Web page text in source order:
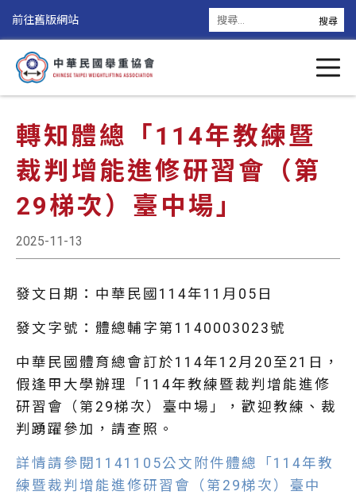
前往舊版網站
轉知體總「114年教練暨
裁判增能進修研習會（第
29梯次）臺中場」
2025-11-13
發文日期：中華民國114年11月05日
發文字號：體總輔字第1140003023號
中華民國體育總會訂於114年12月20至21日，
假逢甲大學辦理「114年教練暨裁判增能進修
研習會（第29梯次）臺中場」，歡迎教練、裁
判踴躍參加，請查照。
詳情請參閱1141105公文附件體總「114年教
練暨裁判增能進修研習會（第29梯次）臺中